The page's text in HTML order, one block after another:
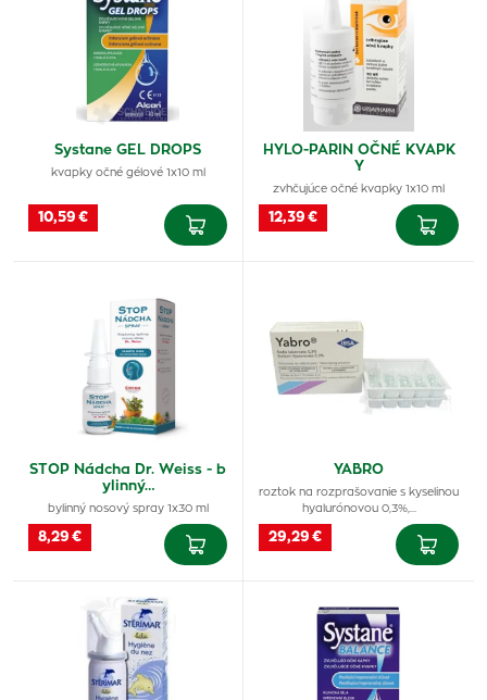
Systane GEL DROPS
kvapky očné gélové 1x10 ml
10,59 €
HYLO-PARIN OČNÉ KVAPK
Y
zvhčujúce očné kvapky 1x10 ml
12,39 €
STOP Nádcha Dr. Weiss - b
ylinný…
bylinný nosový spray 1x30 ml
8,29 €
YABRO
roztok na rozprašovanie s kyselinou
hyalurónovou 0,3%,…
29,29 €